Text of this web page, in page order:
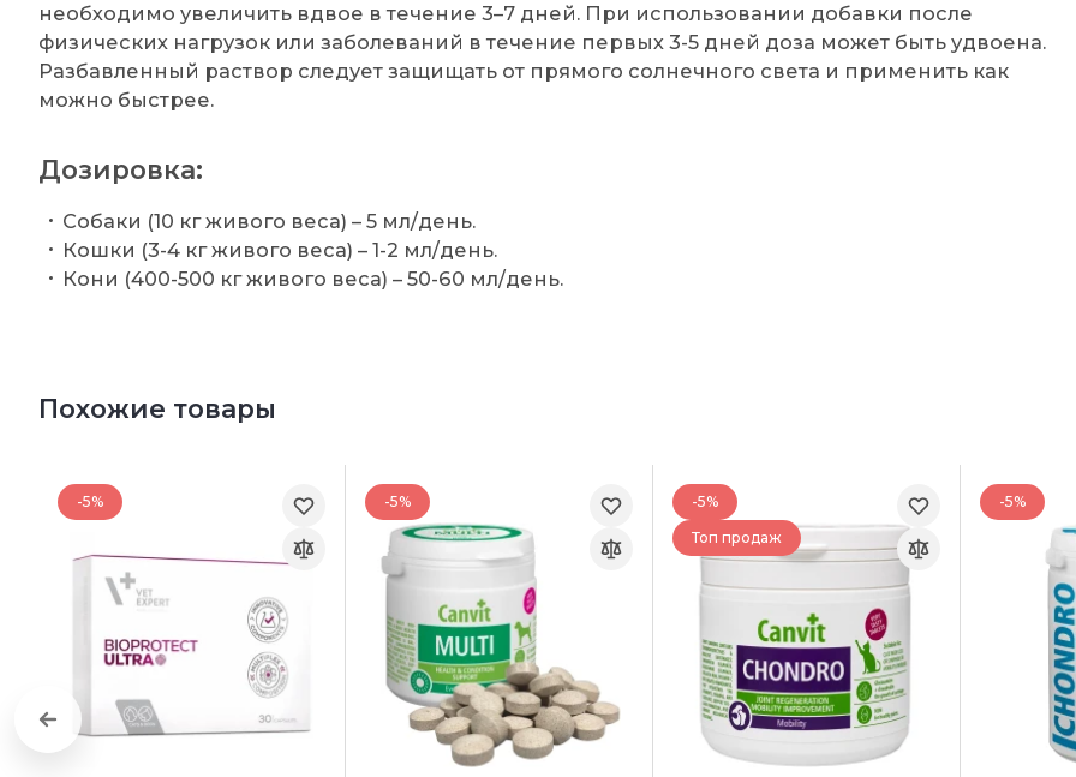
необходимо увеличить вдвое в течение 3–7 дней. При использовании добавки после
физических нагрузок или заболеваний в течение первых 3-5 дней доза может быть удвоена.
Разбавленный раствор следует защищать от прямого солнечного света и применить как
можно быстрее.
Дозировка:
Собаки (10 кг живого веса) – 5 мл/день.
Кошки (3-4 кг живого веса) – 1-2 мл/день.
Кони (400-500 кг живого веса) – 50-60 мл/день.
Похожие товары
-5% -5%
-5%
Топ продаж
-5%